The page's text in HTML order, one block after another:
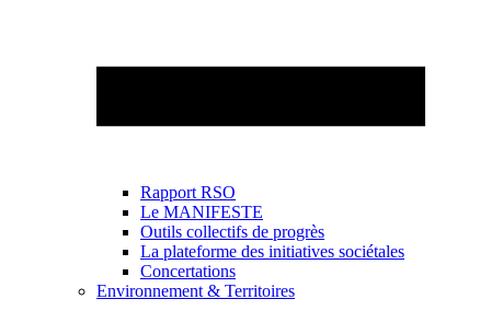
Rapport RSO
Le MANIFESTE
Outils collectifs de progrès
La plateforme des initiatives sociétales
Concertations
Environnement & Territoires